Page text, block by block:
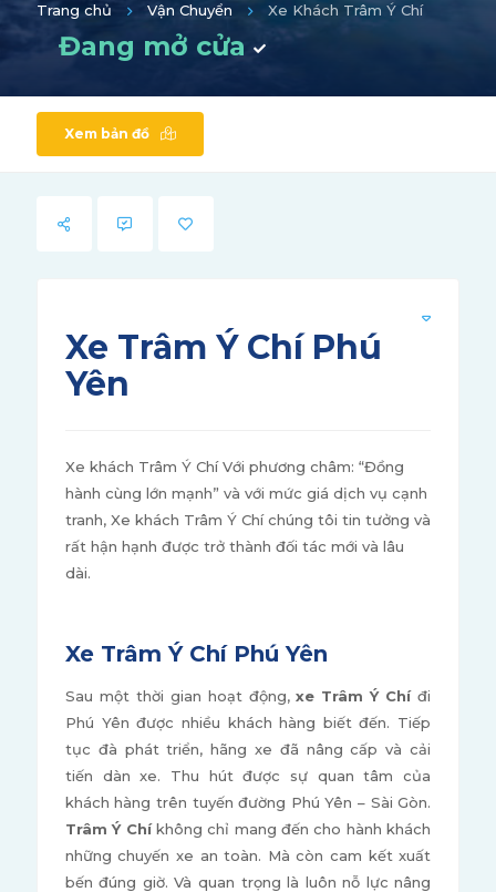
Trang chủ Vận Chuyển Xe Khách Trâm Ý Chí
Đang mở cửa
Xem bản đồ
Xe Trâm Ý Chí Phú
Yên
Xe khách Trâm Ý Chí Với phương châm: “Đồng
hành cùng lớn mạnh” và với mức giá dịch vụ cạnh
tranh, Xe khách Trâm Ý Chí chúng tôi tin tưởng và
rất hận hạnh được trở thành đối tác mới và lâu
dài.
Xe Trâm Ý Chí Phú Yên
Sau một thời gian hoạt động,xe Trâm Ý Chíđi
Phú Yên được nhiều khách hàng biết đến. Tiếp
tục đà phát triển, hãng xe đã nâng cấp và cải
tiến dàn xe. Thu hút được sự quan tâm của
khách hàng trên tuyến đường Phú Yên – Sài Gòn.
Trâm Ý Chíkhông chỉ mang đến cho hành khách
những chuyến xe an toàn. Mà còn cam kết xuất
bến đúng giờ. Và quan trọng là luôn nỗ lực nâng